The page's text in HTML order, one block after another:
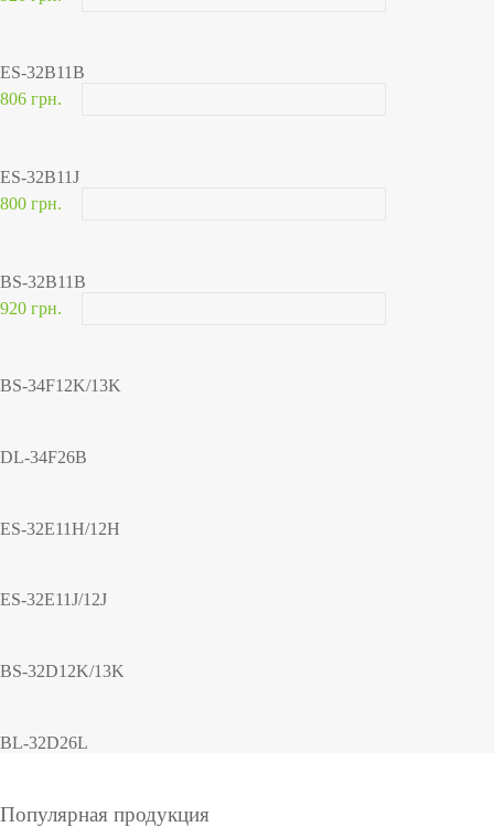
ES-32B11B
806 грн.
ES-32B11J
800 грн.
BS-32B11B
920 грн.
BS-34F12K/13K
DL-34F26B
ES-32E11H/12H
ES-32E11J/12J
BS-32D12K/13K
BL-32D26L
Популярная продукция